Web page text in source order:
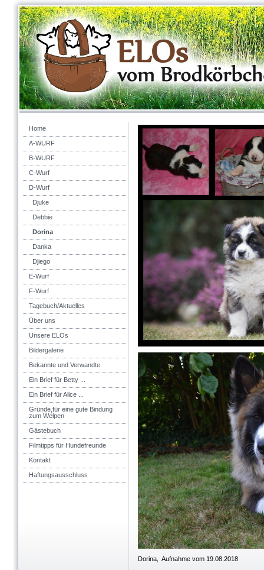
Home
A-WURF
B-WURF
C-Wurf
D-Wurf
Djuke
Debbie
Dorina
Danka
Djiego
E-Wurf
F-Wurf
Tagebuch/Aktuelles
Über uns
Unsere ELOs
Bildergalerie
Bekannte und Verwandte
Ein Brief für Betty ...
Ein Brief für Alice ...
Gründe,für eine gute Bindung
zum Welpen
Gästebuch
Filmtipps für Hundefreunde
Kontakt
Haftungsausschluss
Dorina, Aufnahme vom 19.08.2018